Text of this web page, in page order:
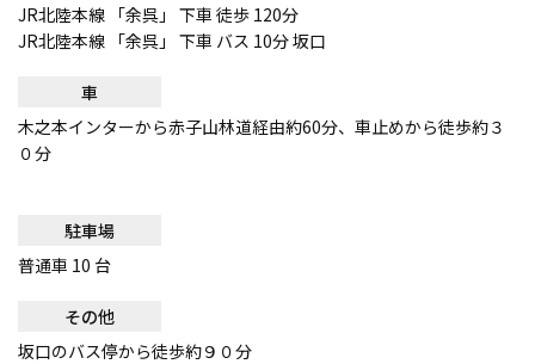
JR北陸本線 「余呉」 下車 徒歩 120分
JR北陸本線 「余呉」 下車 バス 10分 坂口
車
木之本インターから赤子山林道経由約60分、車止めから徒歩約３
０分
駐車場
普通車 10 台
その他
坂口のバス停から徒歩約９０分